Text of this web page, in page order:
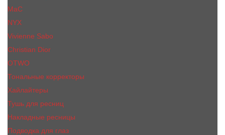
МаС
NYX
Vivienne Sabo
Сhristiаn Diоr
OTWO
Тональные корректоры
Хайлайтеры
Тушь для ресниц
Накладные ресницы
Подводка для глаз